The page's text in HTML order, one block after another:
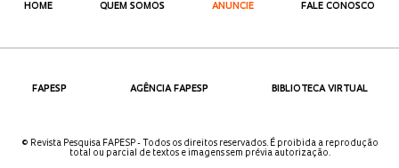
HOME QUEM SOMOS ANUNCIE FALE CONOSCO
FAPESP AGÊNCIA FAPESP BIBLIOTECA VIRTUAL
© Revista Pesquisa FAPESP - Todos os direitos reservados. É proibida a reprodução
total ou parcial de textos e imagens sem prévia autorização.